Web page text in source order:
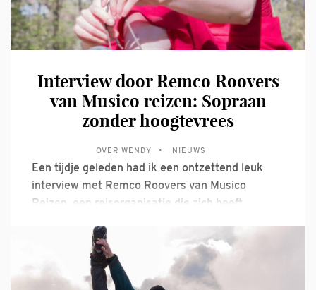
Interview door Remco Roovers
van Musico reizen: Sopraan
zonder hoogtevrees
OVER WENDY NIEUWS
Een tijdje geleden had ik een ontzettend leuk
interview met Remco Roovers van Musico
Reizen, een reisorganisatie die zich heeft
reizen over de hele wereld. Remco en ik hebben
behalve onze liefde voor muziek nog meer
gemeen... lees maar: Koffiedrinken met een